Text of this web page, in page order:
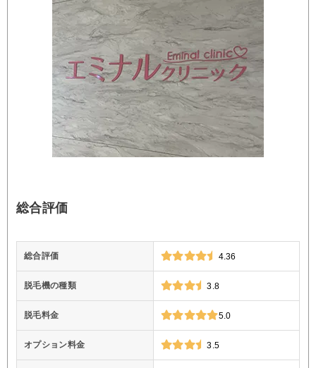
総合評価
総合評価 4.36
脱毛機の種類 3.8
脱毛料金 5.0
オプション料金 3.5